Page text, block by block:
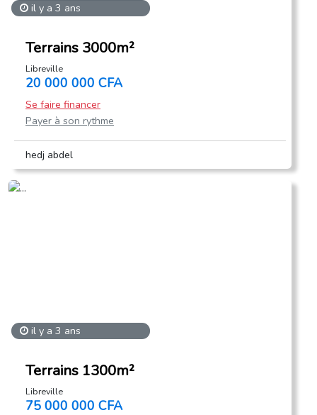
il y a 3 ans
Terrains 3000m²
Libreville
20 000 000 CFA
Se faire financer
Payer à son rythme
hedj abdel
il y a 3 ans
Terrains 1300m²
Libreville
75 000 000 CFA